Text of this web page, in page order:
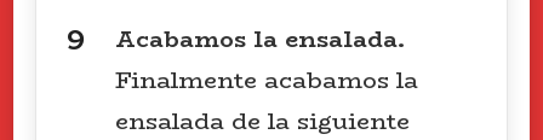
Acabamos la ensalada.
Finalmente acabamos la
ensalada de la siguiente